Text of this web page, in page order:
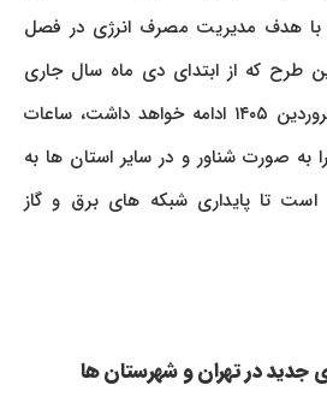
هدف مدیریت مصرف انرژی در فصل
طرح که از ابتدای دی ماه سال جاری
آغاز می شود و تا نیمه فروردین ۱۴۰۵ ادامه خواهد داشت، ساعات
صورت شناور و در سایر استان ها به
تا پایداری شبکه های برق و گاز
در تهران و شهرستان ها